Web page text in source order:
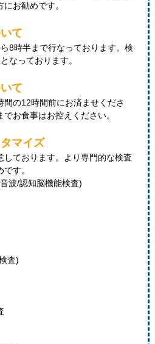
お勧めです。
て
8時半まで行なっております。検
なっております。
て
の12時間前にお済ませくださ
お食事はお控えください。
マイズ
ております。より専門的な検査
す。
波/認知脳機能検査)
査)